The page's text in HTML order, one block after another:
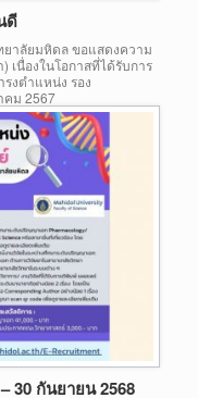
ดี
าลัยมหิดล ขอแสดงความ
เนื่องในโอกาสที่ได้รับการ
งตำแหน่ง รอง
คม 2567
30 กันยายน 2568